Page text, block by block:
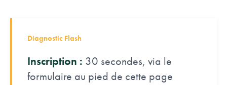
Diagnostic Flash
Inscription : 30 secondes, via le
formulaire au pied de cette page